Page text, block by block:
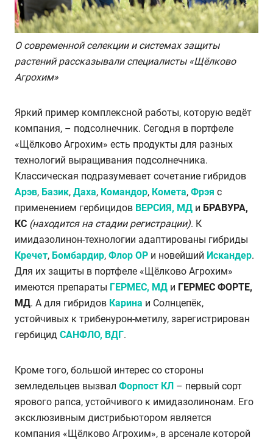
О современной селекции и системах защиты
растений рассказывали специалисты «Щёлково
Агрохим»
Яркий пример комплексной работы, которую ведёт
компания, – подсолнечник. Сегодня в портфеле
«Щёлково Агрохим» есть продукты для разных
технологий выращивания подсолнечника.
Классическая подразумевает сочетание гибридов
Арэв, Базик, Даха, Командор, Комета, Фрэя с
применением гербицидов ВЕРСИЯ, МД и БРАВУРА,
КС (находится на стадии регистрации). К
имидазолинон-технологии адаптированы гибриды
Кречет, Бомбардир, Флор ОР и новейший Искандер.
Для их защиты в портфеле «Щёлково Агрохим»
имеются препараты ГЕРМЕС, МД и ГЕРМЕС ФОРТЕ,
МД. А для гибридов Карина и Солнцепёк,
устойчивых к трибенурон-метилу, зарегистрирован
гербицид САНФЛО, ВДГ.
Кроме того, большой интерес со стороны
земледельцев вызвал Форпост КЛ – первый сорт
ярового рапса, устойчивого к имидазолинонам. Его
эксклюзивным дистрибьютором является
компания «Щёлково Агрохим», в арсенале которой